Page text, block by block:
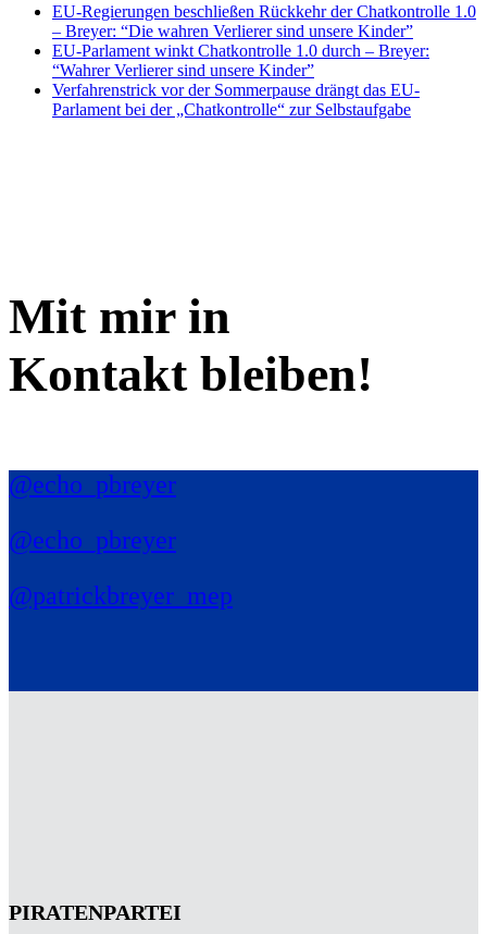
EU-Regierungen beschließen Rückkehr der Chatkontrolle 1.0
– Breyer: “Die wahren Verlierer sind unsere Kinder”
EU-Parlament winkt Chatkontrolle 1.0 durch – Breyer:
“Wahrer Verlierer sind unsere Kinder”
Verfahrenstrick vor der Sommerpause drängt das EU-
Parlament bei der „Chatkontrolle“ zur Selbstaufgabe
Mit mir in
Kontakt bleiben!
@echo_pbreyer
@echo_pbreyer
@patrickbreyer_mep
PIRATENPARTEI